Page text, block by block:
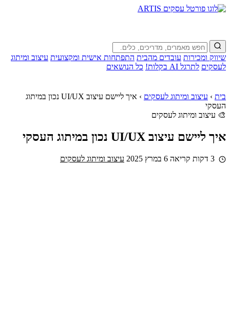
שיווק ומכירות עובדים מהבית התפתחות אישית ומקצועית עיצוב ומיתוג
לעסקים לתרגל AI בקלות! כל הנושאים
בית › עיצוב ומיתוג לעסקים ›
איך ליישם עיצוב UI/UX נכון במיתוג
העסקי
🎨 עיצוב ומיתוג לעסקים
איך ליישם עיצוב UI/UX נכון במיתוג העסקי
6 במרץ 2025 עיצוב ומיתוג לעסקים